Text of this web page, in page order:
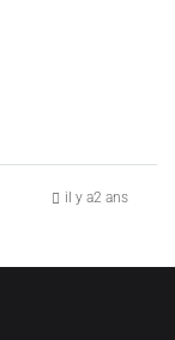
il y a2 ans